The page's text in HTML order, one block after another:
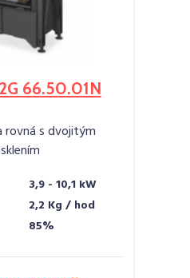
66.50.01N
rovná s dvojitým
3,9 - 10,1 kW
2,2 Kg / hod
85%